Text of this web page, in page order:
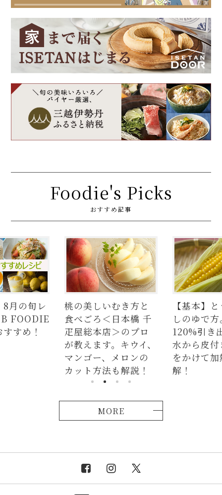
Foodie's Picks
おすすめ記事
月の旬レ
FOODIE
すめ！
桃の美しいむき方と
食べごろ＜日本橋 千
疋屋総本店＞のプロ
が教えます。キウイ、
マンゴー、メロンの
カット方法も解説！
【基本】
しのゆで
120%引き
水から皮
をかけて
解！
MORE